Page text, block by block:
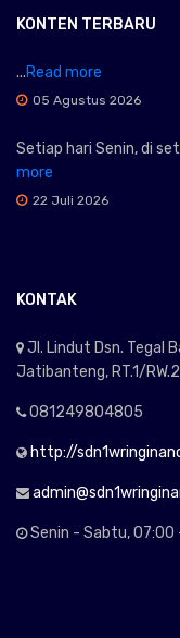
KONTEN TERBARU
...Read more
05 Agustus 2026
Setiap hari Senin, di
more
22 Juli 2026
KONTAK
Jl. Lindut Dsn. Tegal
Jatibanteng, RT.1/
081249804805
http://
Senin - Sabtu, 07:00